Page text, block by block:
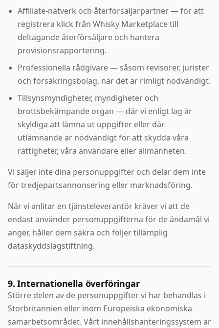
Affiliate-nätverk och återförsäljarpartner — för att
registrera klick från Whisky Marketplace till
deltagande återförsäljare och hantera
provisionsrapportering.
Professionella rådgivare — såsom revisorer, jurister
och försäkringsbolag, när det är rimligt nödvändigt.
Tillsynsmyndigheter, myndigheter och
brottsbekämpande organ — där vi enligt lag är
skyldiga att lämna ut uppgifter eller där
utlämnande är nödvändigt för att skydda våra
rättigheter, våra användare eller allmänheten.
Vi säljer inte dina personuppgifter och delar dem inte
för tredjepartsannonsering eller marknadsföring.
När vi anlitar en tjänsteleverantör kräver vi att de
endast använder personuppgifterna för de ändamål vi
anger, håller dem säkra och följer tillämplig
dataskyddslagstiftning.
9. Internationella överföringar
Större delen av de personuppgifter vi har behandlas i
Storbritannien eller inom Europeiska ekonomiska
samarbetsområdet. Vårt innehållshanteringssystem är